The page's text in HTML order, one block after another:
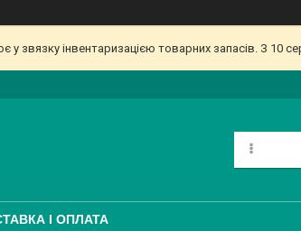
у звязку інвентаризацією товарних запасів. З 10
І ОПЛАТА